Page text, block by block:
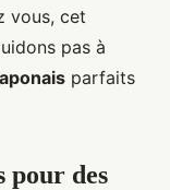
vous, cet
pas à
parfaits
pour des